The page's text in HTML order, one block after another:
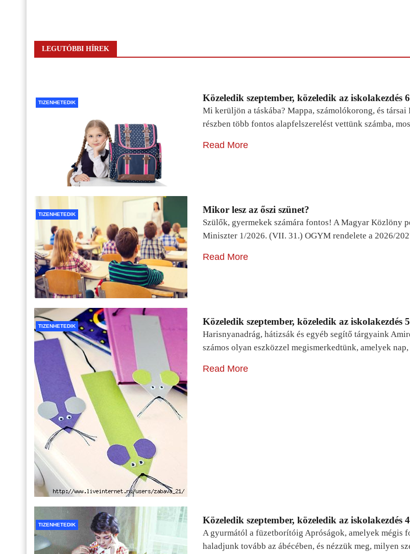
LEGUTÓBBI HÍREK
TIZENHETEDIK Közeledik szeptember, közeledik az iskolakezdés
Mi kerüljön a táskába? Mappa, számolókorong, és
részben több fontos alapfelszerelést vettünk számba,
Read More
TIZENHETEDIK Mikor lesz az őszi szünet?
Szülők, gyermekek számára fontos! A Magyar Közlöny
Miniszter 1/2026. (VII. 31.) OGYM rendelete a 2026/
Read More
TIZENHETEDIK Közeledik szeptember, közeledik az iskolakezdés
Harisnyanadrág, hátizsák és egyéb segítő tárgyaink
számos olyan eszközzel megismerkedtünk, amelyek
Read More
TIZENHETEDIK Közeledik szeptember, közeledik az iskolakezdés
A gyurmától a füzetborítóig Apróságok, amelyek
haladjunk tovább az ábécében, és nézzük meg, milyen